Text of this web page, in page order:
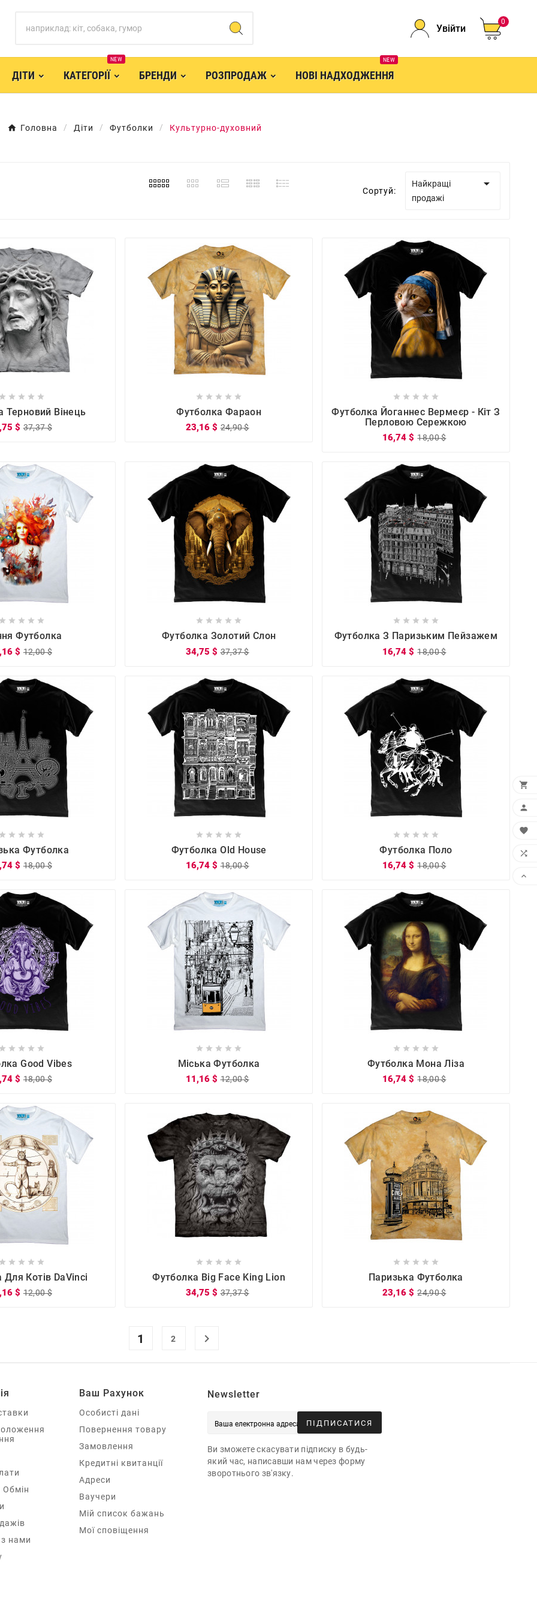
Увійти
0
ДІТИ КАТЕГОРІЇ
NEW
БРЕНДИ РОЗПРОДАЖ НОВІ НАДХОДЖЕННЯ
NEW
Головна Діти Футболки Культурно-духовний
Сортуй:
Найкращі
продажі

    
Терновий Вінець
$ 37,37 $
    
Футболка Фараон
23,16 $ 24,90 $
    
Футболка Йоганнес Вермеєр - Кіт З
Перловою Сережкою
16,74 $ 18,00 $
    
Футболка
$ 12,00 $
    
Футболка Золотий Слон
34,75 $ 37,37 $
    
Футболка З Паризьким Пейзажем
16,74 $ 18,00 $
 
    
Футболка
$ 18,00 $
 
    
Футболка Old House
16,74 $ 18,00 $
 
    
Футболка Поло
16,74 $ 18,00 $
    
Good Vibes
$ 18,00 $
    
Міська Футболка
11,16 $ 12,00 $
    
Футболка Мона Ліза
16,74 $ 18,00 $
    
Котів DaVinci
$ 12,00 $
    
Футболка Big Face King Lion
34,75 $ 37,37 $
    
Паризька Футболка
23,16 $ 24,90 $
1 2 
Обмін
нами
Ваш Рахунок
Особисті дані
Повернення товару
Замовлення
Кредитні квитанції
Адреси
Ваучери
Мій список бажань
Мої сповіщення
Newsletter
ПІДПИСАТИСЯ
Ви зможете скасувати підписку в будь-
який час, написавши нам через форму
зворотнього зв'язку.




